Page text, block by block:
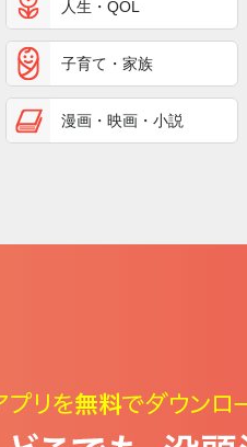
人生・QOL
子育て・家族
漫画・映画・小説